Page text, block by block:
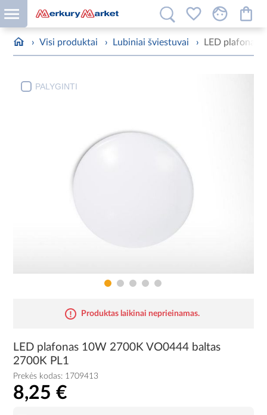
› Visi produktai › Lubiniai šviestuvai › LED plafonas
PALYGINTI
Produktas laikinai neprieinamas.
LED plafonas 10W 2700K VO0444 baltas
2700K PL1
Prekės kodas: 1709413
8,25 €